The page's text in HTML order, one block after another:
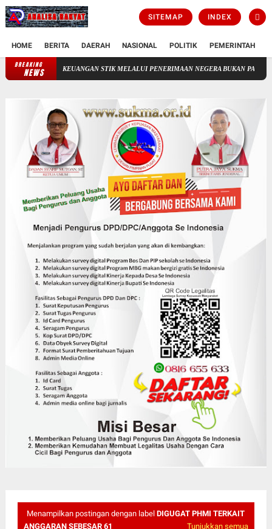
SITEMAP INDEX
HOME BERITA DAERAH NASIONAL POLITIK PEMERINTAH
BREAKING
NEWS
KEUANGAN STIK MELALUI PENERIMAAN NEGERA BUKAN PAJAK(PNBP)
Menampilkan postingan dengan label DIGUGAT PHMI TERKAIT
ANGGARAN SEBESAR 61
Tunjukkan semua